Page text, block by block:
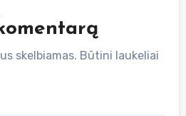
skelbiamas. Būtini laukeliai